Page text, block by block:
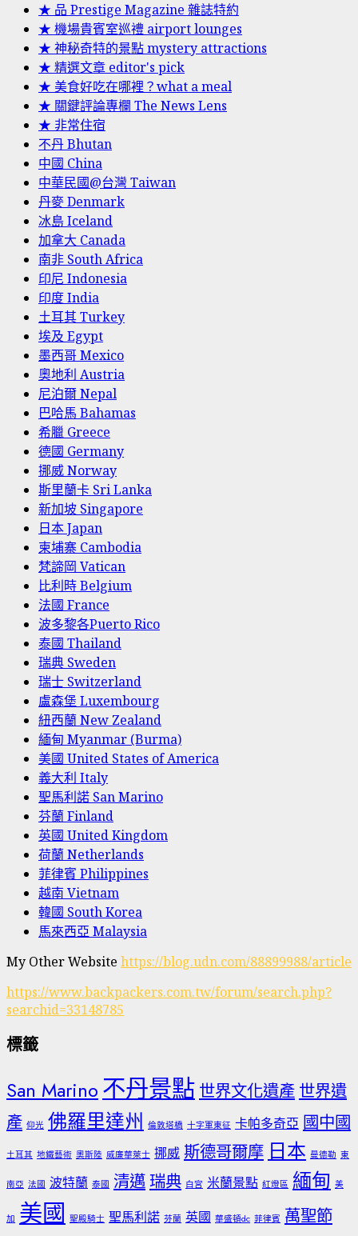
★ 品 Prestige Magazine 雜誌特約
★ 機場貴賓室巡禮 airport lounges
★ 神秘奇特的景點 mystery attractions
★ 精選文章 editor's pick
★ 美食好吃在哪裡？what a meal
★ 關鍵評論專欄 The News Lens
★ 非常住宿
不丹 Bhutan
中國 China
中華民國@台灣 Taiwan
丹麥 Denmark
冰島 Iceland
加拿大 Canada
南非 South Africa
印尼 Indonesia
印度 India
土耳其 Turkey
埃及 Egypt
墨西哥 Mexico
奧地利 Austria
尼泊爾 Nepal
巴哈馬 Bahamas
希臘 Greece
德國 Germany
挪威 Norway
斯里蘭卡 Sri Lanka
新加坡 Singapore
日本 Japan
柬埔寨 Cambodia
梵諦岡 Vatican
比利時 Belgium
法國 France
波多黎各Puerto Rico
泰國 Thailand
瑞典 Sweden
瑞士 Switzerland
盧森堡 Luxembourg
紐西蘭 New Zealand
緬甸 Myanmar (Burma)
美國 United States of America
義大利 Italy
聖馬利諾 San Marino
芬蘭 Finland
英國 United Kingdom
荷蘭 Netherlands
菲律賓 Philippines
越南 Vietnam
韓國 South Korea
馬來西亞 Malaysia
My Other Website https://blog.udn.com/88899988/article
https://www.backpackers.com.tw/forum/search.php?
searchid=33148785
標籤
San Marino 不丹景點 世界文化遺產 世界遺
產 仰光 佛羅里達州 倫敦塔橋 十字軍東征 卡帕多奇亞 國中國
土耳其 地鐵藝術 奧斯陸 威廉華萊士 挪威 斯德哥爾摩 日本 曼德勒 東
南亞 法國 波特蘭 泰國 清邁 瑞典 白宮 米蘭景點 紅燈區 緬甸 美
加 美國 聖殿騎士 聖馬利諾 芬蘭 英國 華盛頓dc 菲律賓 萬聖節